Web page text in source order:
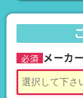
必須 メーカ